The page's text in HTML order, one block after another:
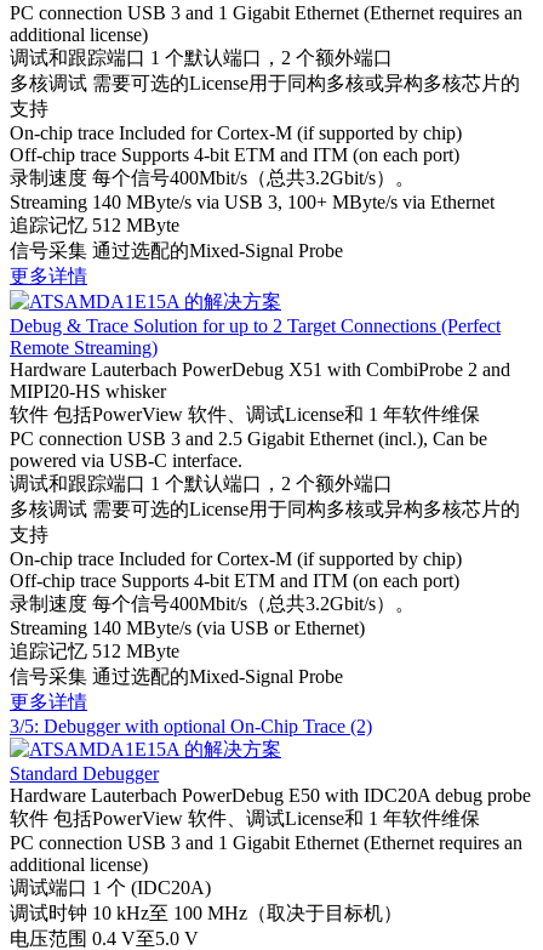
PC connection USB 3 and 1 Gigabit Ethernet (Ethernet requires an
additional license)
调试和跟踪端口 1 个默认端口，2 个额外端口
多核调试 需要可选的License用于同构多核或异构多核芯片的
支持
On-chip trace Included for Cortex-M (if supported by chip)
Off-chip trace Supports 4-bit ETM and ITM (on each port)
录制速度 每个信号400Mbit/s（总共3.2Gbit/s）。
Streaming 140 MByte/s via USB 3, 100+ MByte/s via Ethernet
追踪记忆 512 MByte
信号采集 通过选配的Mixed-Signal Probe
更多详情
Debug & Trace Solution for up to 2 Target Connections (Perfect
Remote Streaming)
Hardware Lauterbach PowerDebug X51 with CombiProbe 2 and
MIPI20-HS whisker
软件 包括PowerView 软件、调试License和 1 年软件维保
PC connection USB 3 and 2.5 Gigabit Ethernet (incl.), Can be
powered via USB-C interface.
调试和跟踪端口 1 个默认端口，2 个额外端口
多核调试 需要可选的License用于同构多核或异构多核芯片的
支持
On-chip trace Included for Cortex-M (if supported by chip)
Off-chip trace Supports 4-bit ETM and ITM (on each port)
录制速度 每个信号400Mbit/s（总共3.2Gbit/s）。
Streaming 140 MByte/s (via USB or Ethernet)
追踪记忆 512 MByte
信号采集 通过选配的Mixed-Signal Probe
更多详情
3/5: Debugger with optional On-Chip Trace (2)
Standard Debugger
Hardware Lauterbach PowerDebug E50 with IDC20A debug probe
软件 包括PowerView 软件、调试License和 1 年软件维保
PC connection USB 3 and 1 Gigabit Ethernet (Ethernet requires an
additional license)
调试端口 1 个 (IDC20A)
调试时钟 10 kHz至 100 MHz（取决于目标机）
电压范围 0.4 V至5.0 V